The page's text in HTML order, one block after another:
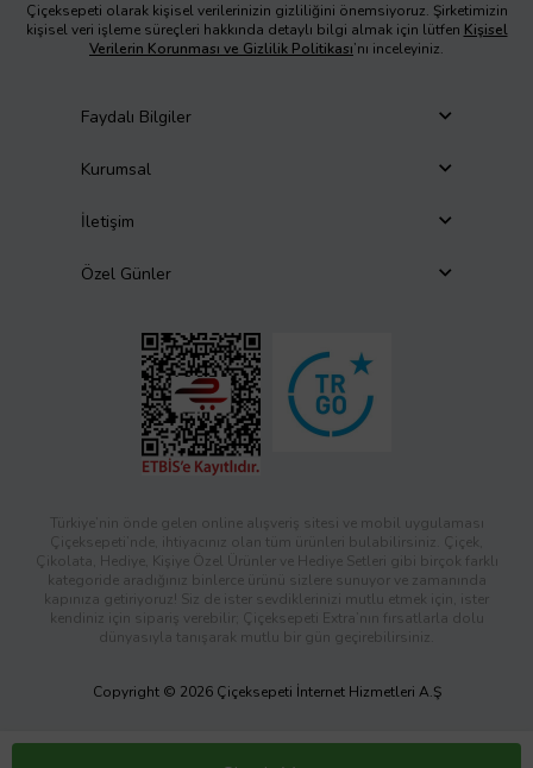
Çiçeksepeti olarak kişisel verilerinizin gizliliğini önemsiyoruz. Şirketimizin
kişisel veri işleme süreçleri hakkında detaylı bilgi almak için lütfen Kişisel
Verilerin Korunması ve Gizlilik Politikası’nı inceleyiniz.
Faydalı Bilgiler
Kurumsal
İletişim
Özel Günler
Türkiye’nin önde gelen online alışveriş sitesi ve mobil uygulaması
Çiçeksepeti’nde, ihtiyacınız olan tüm ürünleri bulabilirsiniz. Çiçek,
Çikolata, Hediye, Kişiye Özel Ürünler ve Hediye Setleri gibi birçok farklı
kategoride aradığınız binlerce ürünü sizlere sunuyor ve zamanında
kapınıza getiriyoruz! Siz de ister sevdiklerinizi mutlu etmek için, ister
kendiniz için sipariş verebilir; Çiçeksepeti Extra’nın fırsatlarla dolu
dünyasıyla tanışarak mutlu bir gün geçirebilirsiniz.
Copyright © 2026 Çiçeksepeti İnternet Hizmetleri A.Ş